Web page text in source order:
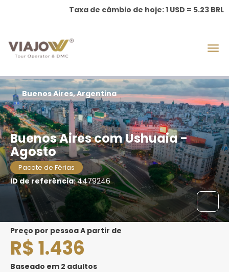
Taxa de câmbio de hoje: 1 USD = 5.23 BRL
Buenos Aires com Ushuaia -
Agosto
Pacote de Férias
ID de referência:4479246
Buenos Aires, Argentina
preço por pessoa A partir de
R$ 1.436
Baseado em 2 adultos